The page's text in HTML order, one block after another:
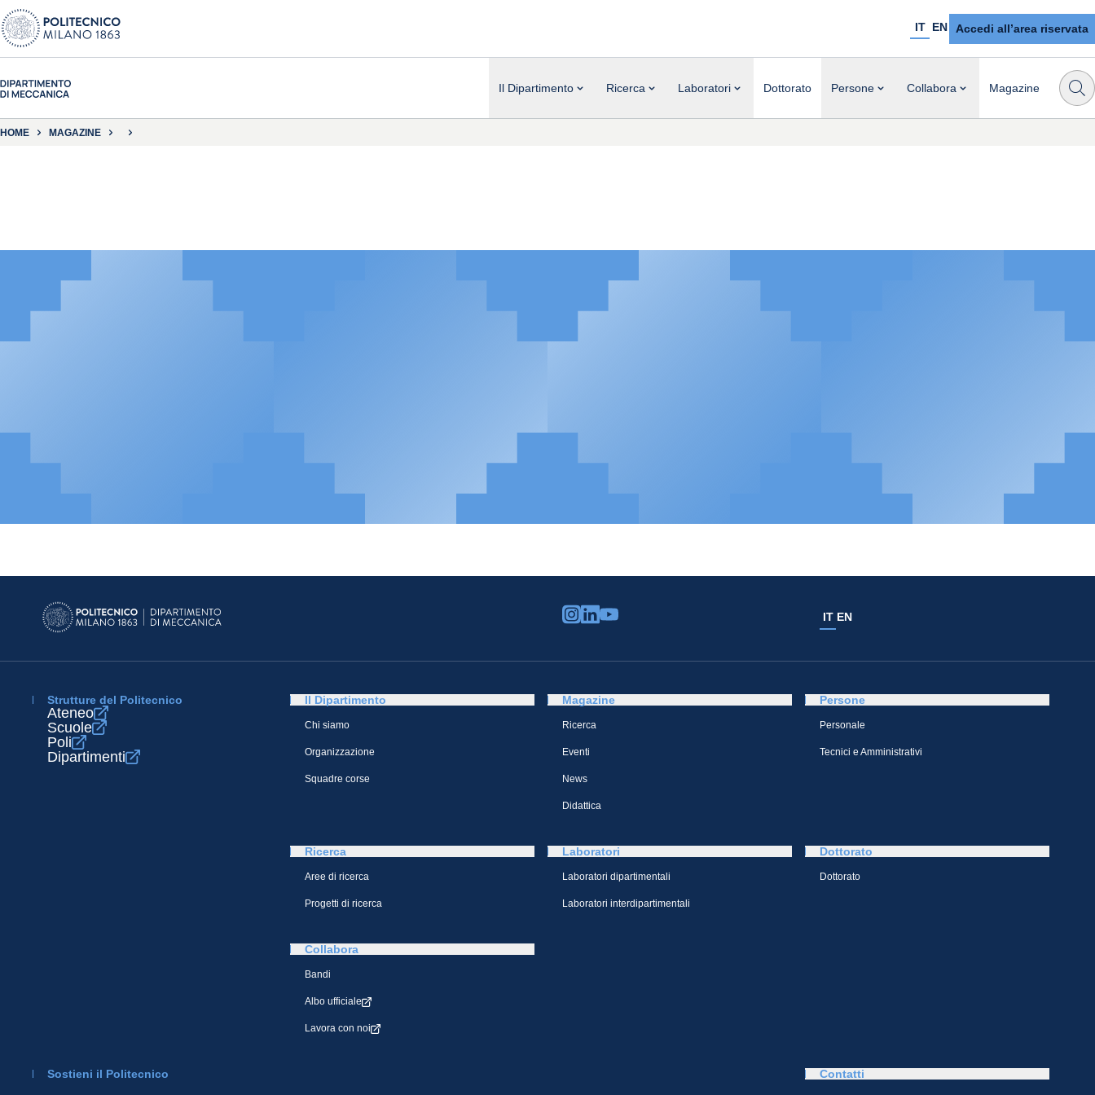
IT EN Accedi all’area riservata
Il Dipartimento Ricerca Laboratori Dottorato Persone Collabora Magazine
HOME MAGAZINE
IT EN
Strutture del Politecnico
Ateneo
Scuole
Poli
Dipartimenti
Il Dipartimento
Chi siamo
Organizzazione
Squadre corse
Magazine
Ricerca
Eventi
News
Didattica
Persone
Personale
Tecnici e Amministrativi
Ricerca
Aree di ricerca
Progetti di ricerca
Laboratori
Laboratori dipartimentali
Laboratori interdipartimentali
Dottorato
Dottorato
Collabora
Bandi
Albo ufficiale
Lavora con noi
Sostieni il Politecnico Contatti